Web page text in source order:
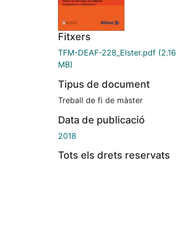
Fitxers
TFM-DEAF-228_Elster.pdf (2.16
MB)
Tipus de document
Treball de fi de màster
Data de publicació
2018
Tots els drets reservats